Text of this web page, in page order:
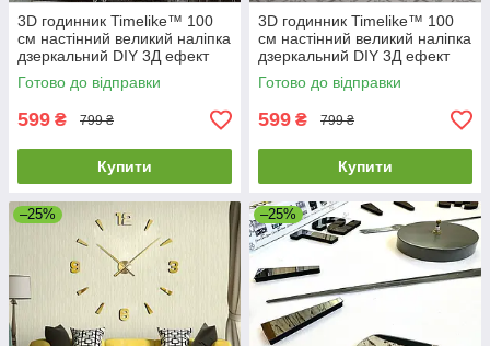
3D годинник Timelike™ 100
см настінний великий наліпка
дзеркальний DIY 3Д ефект
Арабські2-S сріблястий
Готово до відправки
599 ₴ 799 ₴
Купити
3D годинник Timelike™ 100
см настінний великий наліпка
дзеркальний DIY 3Д ефект
Арабські2-B в їдальню
чорний
Готово до відправки
599 ₴ 799 ₴
Купити
–25% –25%